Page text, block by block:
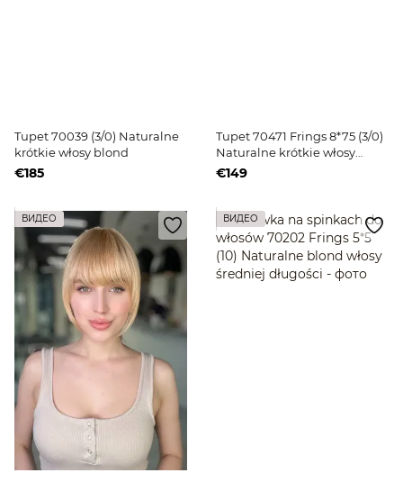
Tupet 70039 (3/0) Naturalne
krótkie włosy blond
€185
Tupet 70471 Frings 8*75 (3/0)
Naturalne krótkie włosy
blond
€149
ВИДЕО ВИДЕО